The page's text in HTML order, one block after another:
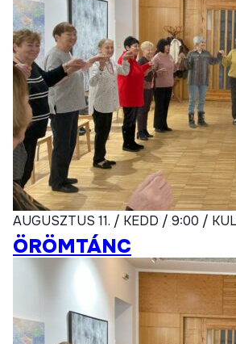
AUGUSZTUS 11. / KEDD / 9:00 /
ÖRÖMTÁNC